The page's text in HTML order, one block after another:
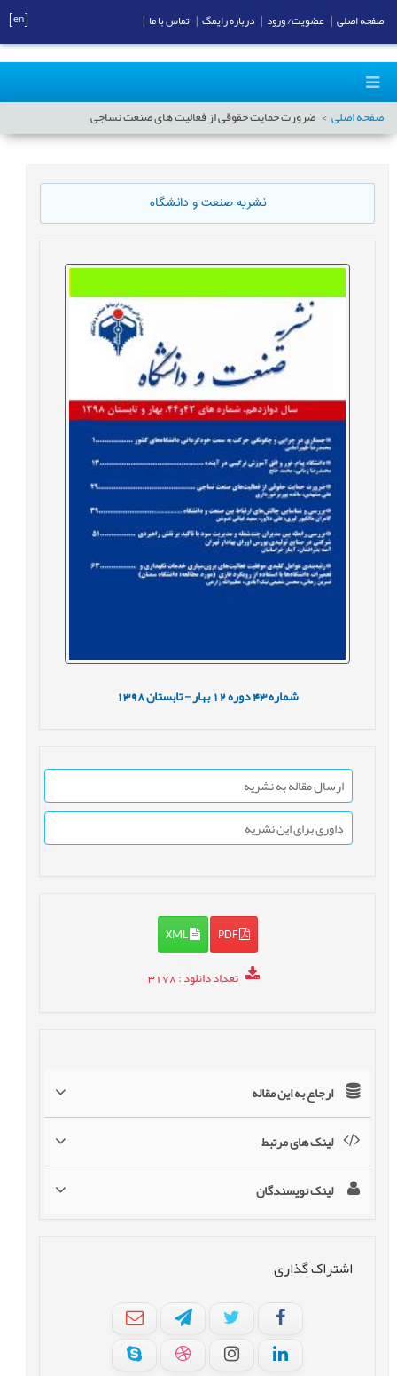
صفحه اصلی ضرورت حمایت حقوقی از فعالیت های صنعت نساجی
نشریه صنعت و دانشگاه
شماره43 دوره12 بهار - تابستان1398
ارسال مقاله به نشریه
داوری برای این نشریه
PDF
XML
تعداد دانلود: 3178
ارجاع به این مقاله
لینک های مرتبط
لینک نویسندگان
اشتراک گذاری
صفحه اصلی عضویت/ ورود درباره رایمگ تماس با ما